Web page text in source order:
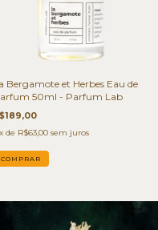
Bergamote et Herbes Eau de
50ml - Parfum Lab
x de R$63,00 sem juros